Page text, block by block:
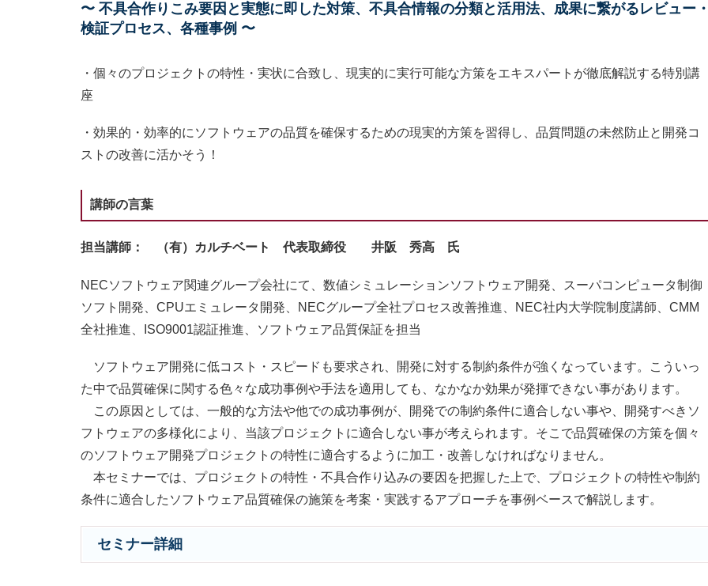
〜 不具合作りこみ要因と実態に即した対策、不具合情報の分類と活用法、成果に繋がるレビュー・
検証プロセス、各種事例 〜
・個々のプロジェクトの特性・実状に合致し、現実的に実行可能な方策をエキスパートが徹底解説する特別講
座
・効果的・効率的にソフトウェアの品質を確保するための現実的方策を習得し、品質問題の未然防止と開発コ
ストの改善に活かそう！
講師の言葉
担当講師： （有）カルチベート 代表取締役 井阪 秀高 氏
NECソフトウェア関連グループ会社にて、数値シミュレーションソフトウェア開発、スーパコンピュータ制御
ソフト開発、CPUエミュレータ開発、NECグループ全社プロセス改善推進、NEC社内大学院制度講師、CMM
全社推進、ISO9001認証推進、ソフトウェア品質保証を担当
ソフトウェア開発に低コスト・スピードも要求され、開発に対する制約条件が強くなっています。こういっ
た中で品質確保に関する色々な成功事例や手法を適用しても、なかなか効果が発揮できない事があります。
この原因としては、一般的な方法や他での成功事例が、開発での制約条件に適合しない事や、開発すべきソ
フトウェアの多様化により、当該プロジェクトに適合しない事が考えられます。そこで品質確保の方策を個々
のソフトウェア開発プロジェクトの特性に適合するように加工・改善しなければなりません。
本セミナーでは、プロジェクトの特性・不具合作り込みの要因を把握した上で、プロジェクトの特性や制約
条件に適合したソフトウェア品質確保の施策を考案・実践するアプローチを事例ベースで解説します。
セミナー詳細